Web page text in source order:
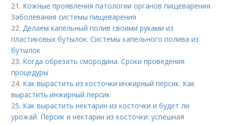
21. Кожные проявления патологии органов пищеварения.
Заболевания системы пищеварения
22. Делаем капельный полив своими руками из
пластиковых бутылок. Системы капельного полива из
бутылок
23. Когда обрезать смородина. Сроки проведения
процедуры
24. Как вырастить из косточки инжирный персик. Как
вырастить инжирный персик
25. Как вырастить нектарин из косточки и будет ли
урожай. Персик и нектарин из косточки: успешная